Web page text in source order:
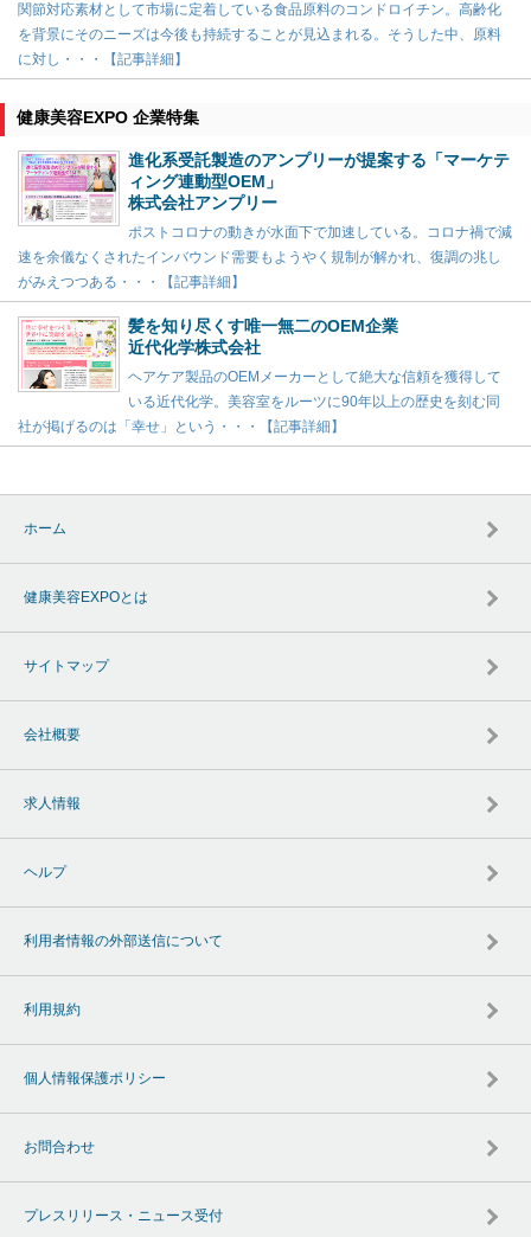
関節対応素材として市場に定着している食品原料のコンドロイチン。高齢化
を背景にそのニーズは今後も持続することが見込まれる。そうした中、原料
に対し・・・【記事詳細】
健康美容EXPO 企業特集
進化系受託製造のアンプリーが提案する「マーケテ
ィング連動型OEM」
株式会社アンプリー
ポストコロナの動きが水面下で加速している。コロナ禍で減
速を余儀なくされたインバウンド需要もようやく規制が解かれ、復調の兆し
がみえつつある・・・【記事詳細】
髪を知り尽くす唯一無二のOEM企業
近代化学株式会社
ヘアケア製品のOEMメーカーとして絶大な信頼を獲得して
いる近代化学。美容室をルーツに90年以上の歴史を刻む同
社が掲げるのは「幸せ」という・・・【記事詳細】
ホーム
健康美容EXPOとは
サイトマップ
会社概要
求人情報
ヘルプ
利用者情報の外部送信について
利用規約
個人情報保護ポリシー
お問合わせ
プレスリリース・ニュース受付